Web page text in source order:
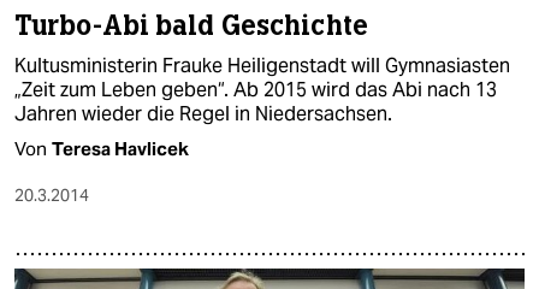
Turbo-Abi bald Geschichte
Kultusministerin Frauke Heiligenstadt will Gymnasiasten
„Zeit zum Leben geben“. Ab 2015 wird das Abi nach 13
Jahren wieder die Regel in Niedersachsen.
Von Teresa Havlicek
20.3.2014